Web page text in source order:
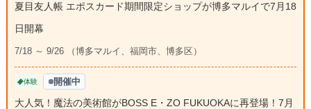
夏目友人帳 エポスカード期間限定ショップが博多マルイで7月18
日開幕
7/18 ～ 9/26 （博多マルイ、福岡市、博多区）
体験 開催中
大人気！魔法の美術館がBOSS E・ZO FUKUOKAに再登場！7月